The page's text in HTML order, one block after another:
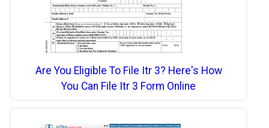
Are You Eligible To File Itr 3? Here's How
You Can File Itr 3 Form Online